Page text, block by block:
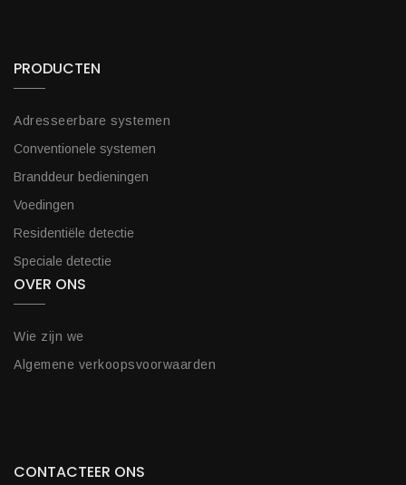
PRODUCTEN
Adresseerbare systemen
Conventionele systemen
Branddeur bedieningen
Voedingen
Residentiële detectie
Speciale detectie
OVER ONS
Wie zijn we
Algemene verkoopsvoorwaarden
CONTACTEER ONS